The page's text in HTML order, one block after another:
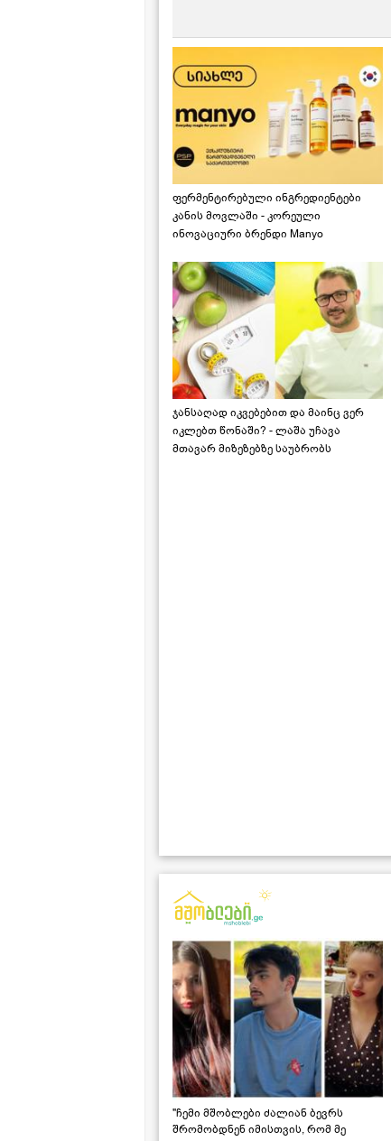
ფერმენტირებული ინგრედიენტები
კანის მოვლაში - კორეული
ინოვაციური ბრენდი Manyo
ჯანსაღად იკვებებით და მაინც ვერ
იკლებთ წონაში? - ლაშა უჩავა
მთავარ მიზეზებზე საუბრობს
"ჩემი მშობლები ძალიან ბევრს
შრომობდნენ იმისთვის, რომ მე